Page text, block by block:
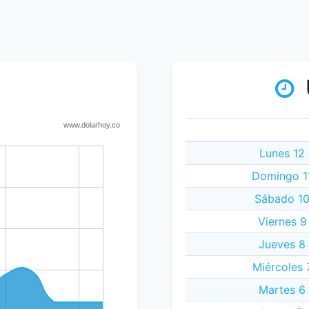
Lunes
Domingo
Sábado
Viernes
Jueves
Miércoles
Martes